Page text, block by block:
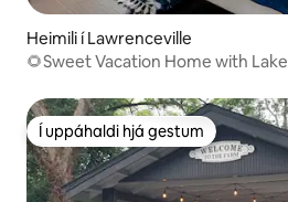
Heimili í Lawrenceville
🌻Sweet Vacation Home with
Í uppáhaldi hjá gestum
Í uppáhaldi hjá gestum